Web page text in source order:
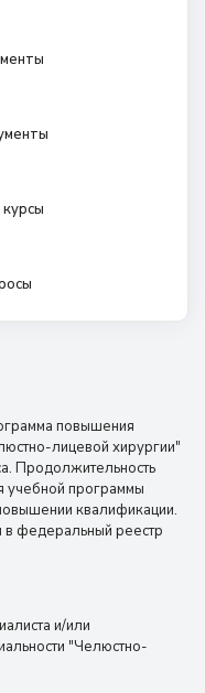
повышения
лицевой хирургии"
Продолжительность
учебной программы
квалификации.
в федеральный реестр
и/или
"Челюстно-